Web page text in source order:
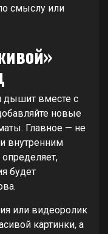
смыслу или
дышит вместе с
новые
Главное — не
внутренним
будет
или видеоролик
картинки, а